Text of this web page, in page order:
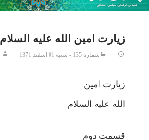
زيارت امين الله عليه السلام
شماره 135 - شنبه 01 اسفند 1371
زيارت امين
الله عليه السلام
قسمت دوم